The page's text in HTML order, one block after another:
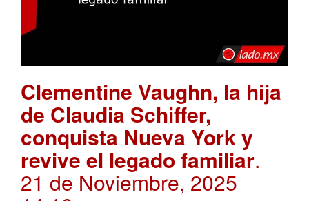
Clementine Vaughn, la hija
de Claudia Schiffer,
conquista Nueva York y
revive el legado familiar.
21 de Noviembre, 2025